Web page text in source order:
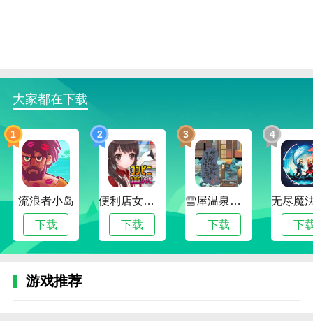
1、增加接待功能
3.增加副主人可以更改房间名称的功能。
4、增加了可以播放歌曲的管理。
5.在主页上添加信息浮动窗口。
6.修复一些错误
大家都在下载
1
流浪者小岛
下载
2
便利店女孩moonband
下载
3
雪屋温泉旅馆下载官方版正版
下载
4
下
游戏推荐